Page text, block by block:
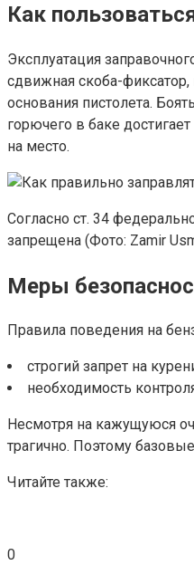
Как
Эксплуатация
сдвижная скоба-
основания пистолета.
горючего в баке
на место.
Согласно ст. 34
запрещена (Фото: Zamir
Меры
Правила поведения на
строгий запрет на
необходимость
Несмотря на кажущуюся
трагично. Поэтому
Читайте также:
0